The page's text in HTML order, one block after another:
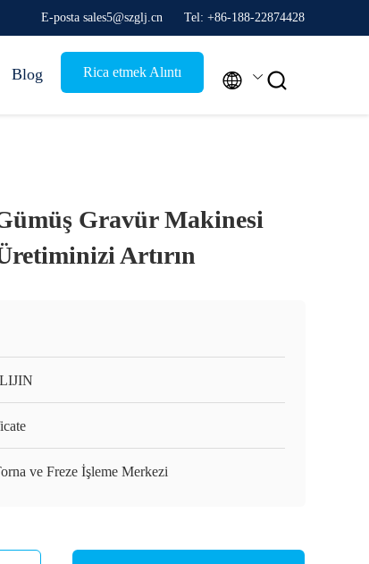
E-posta sales5@szglj.cn Tel: +86-188-22874428
Blog Rica etmek Alıntı  
Gravür Makinesi
Artırın
ve Freze İşleme Merkezi